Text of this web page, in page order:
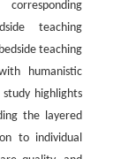
teaching
teaching
humanistic
highlights
the layered
to individual